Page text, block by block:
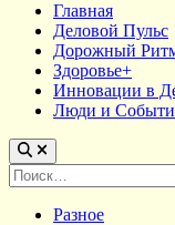
Главная
Деловой Пульс
Дорожный
Здоровье+
Инновации в
Люди и
Найти:
PostedРазное